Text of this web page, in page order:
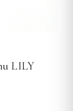
LILY